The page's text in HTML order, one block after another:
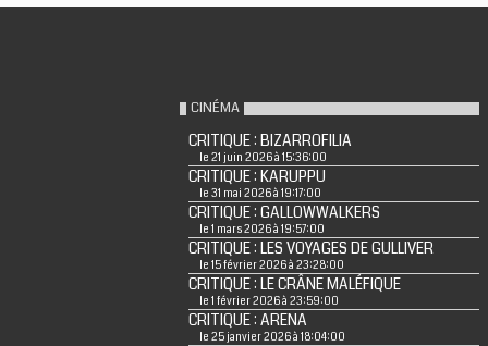
CINÉMA
CRITIQUE : BIZARROFILIA
le 21 juin 2026 à 15:36:00
CRITIQUE : KARUPPU
le 31 mai 2026 à 19:17:00
CRITIQUE : GALLOWWALKERS
le 1 mars 2026 à 19:57:00
CRITIQUE : LES VOYAGES DE GULLIVER
le 15 février 2026 à 23:28:00
CRITIQUE : LE CRÂNE MALÉFIQUE
le 1 février 2026 à 23:59:00
CRITIQUE : ARENA
le 25 janvier 2026 à 18:04:00